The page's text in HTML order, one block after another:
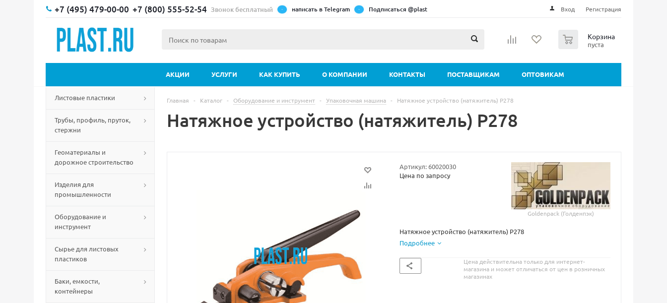
+7 (495) 479-00-00 +7 (800) 555-52-54 Звонок бесплатный написать в Telegram Подписаться @plast Вход Регистрация
Корзина
пуста
АКЦИИ УСЛУГИ КАК КУПИТЬ О КОМПАНИИ КОНТАКТЫ ПОСТАВЩИКАМ ОПТОВИКАМ
Листовые пластики
Трубы, профиль, пруток,
стержни
Геоматериалы и
дорожное строительство
Изделия для
промышленности
Оборудование и
инструмент
Сырье для листовых
пластиков
Баки, емкости,
контейнеры
Главная - Каталог - Оборудование и инструмент - Упаковочная машина - Натяжное устройство (натяжитель) Р278
Натяжное устройство (натяжитель) Р278
Артикул:60020030
Цена по запросу
Goldenpack (Голденпэк)
Натяжное устройство (натяжитель) Р278
Подробнее
Цена действительна только для интернет-
магазина и может отличаться от цен в розничных
магазинах